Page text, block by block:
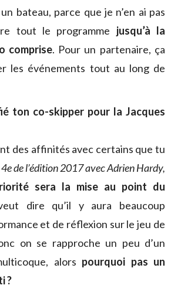
bateau, parce que je n’en ai pas
tout le programme jusqu’à la
comprise. Pour un partenaire, ça
les événements tout au long de
ton co-skipper pour la Jacques
des affinités avec certains que tu
de l’édition 2017 avec Adrien Hardy,
sera la mise au point du
dire qu’il y aura beaucoup
et de réflexion sur le jeu de
on se rapproche un peu d’un
alors pourquoi pas un
?